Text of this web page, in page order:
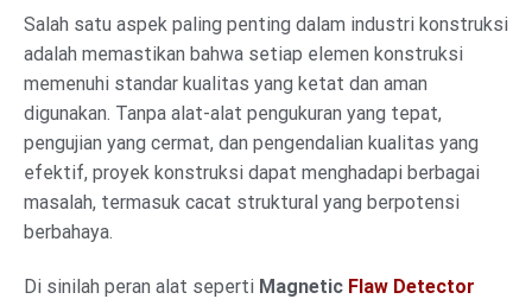
Salah satu aspek paling penting dalam industri konstruksi
adalah memastikan bahwa setiap elemen konstruksi
memenuhi standar kualitas yang ketat dan aman
digunakan. Tanpa alat-alat pengukuran yang tepat,
pengujian yang cermat, dan pengendalian kualitas yang
efektif, proyek konstruksi dapat menghadapi berbagai
masalah, termasuk cacat struktural yang berpotensi
berbahaya.
Di sinilah peran alat seperti Magnetic Flaw Detector